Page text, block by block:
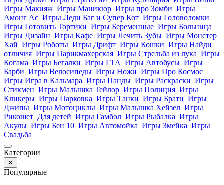
Игры Макияж Игры Маникюр Игры про Зомби Игры
Амонг Ас Игры Леди Баг и Супер Кот Игры Головоломки
Игры Готовить Тортики Игры Беременные Игры Больница
Игры Дизайн Игры Кафе Игры Лечить Зубы Игры Монстер
Хай Игры Роботы Игры Дрифт Игры Кошки Игры Найди
отличия Игры Парикмахерская Игры Стрельба из лука Игры
Когама Игры Бегалки Игры ГТА Игры Автобусы Игры
Барби Игры Велосипеды Игры Ножи Игры Про Космос
Игры Игра в Кальмара Игры Панды Игры Раскраски Игры
Стикмен Игры Малышка Тейлор Игры Полиция Игры
Кликеры Игры Парковка Игры Танки Игры Братц Игры
Джипы Игры Мотоциклы Игры Малышка Хейзел Игры
Рикошет Для детей Игры Гамбол Игры Рыбалка Игры
Акулы Игры Бен 10 Игры Автомойка Игры Змейка Игры
Свадьба
Категории
✕
Популярные